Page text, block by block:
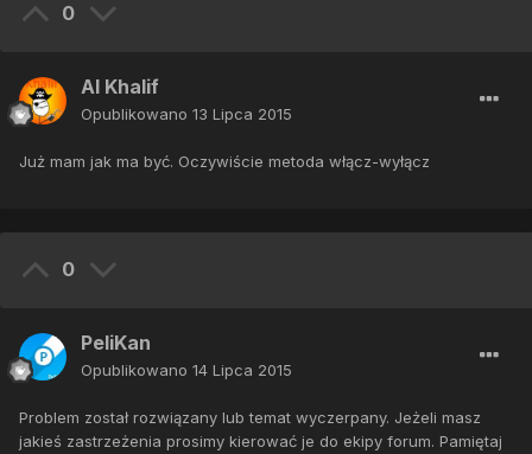
0
Al Khalif
Opublikowano 13 Lipca 2015
Już mam jak ma być. Oczywiście metoda włącz-wyłącz
0
PeliKan
Opublikowano 14 Lipca 2015
Problem został rozwiązany lub temat wyczerpany. Jeżeli masz
jakieś zastrzeżenia prosimy kierować je do ekipy forum. Pamiętaj